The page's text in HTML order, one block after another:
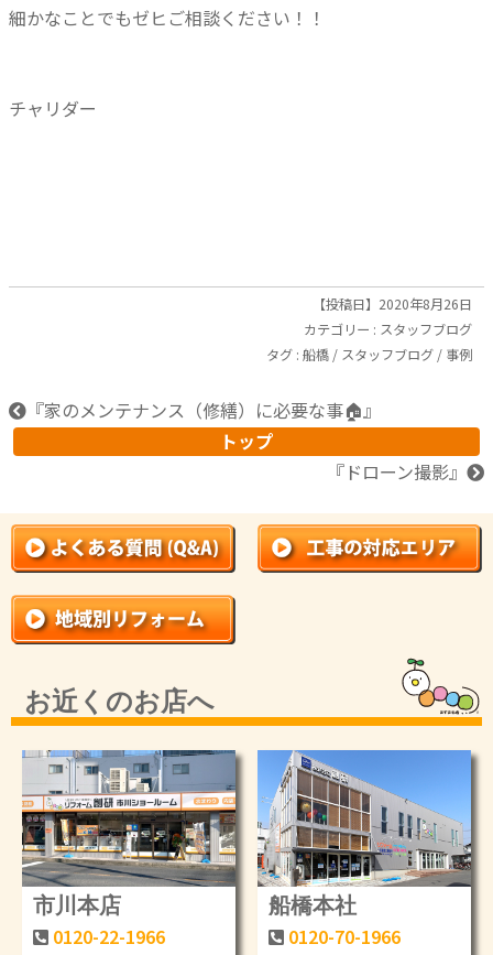
細かなことでもゼヒご相談ください！！
チャリダー
【投稿日】2020年8月26日
カテゴリー : スタッフブログ
タグ :船橋 / スタッフブログ / 事例
『家のメンテナンス（修繕）に必要な事🏠』
トップ
『 ドローン撮影』
お近くのお店へ
市川本店
0120-22-1966
船橋本社
0120-70-1966